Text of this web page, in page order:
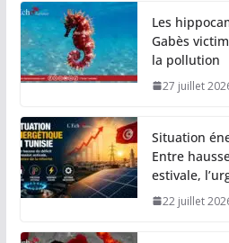
Les
Gabès
la pollution
27 juillet
Situation
Entre
estivale,
22 juillet